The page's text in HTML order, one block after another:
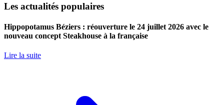
Les actualités populaires
Hippopotamus Béziers : réouverture le 24 juillet 2026 avec le
nouveau concept Steakhouse à la française
Lire la suite